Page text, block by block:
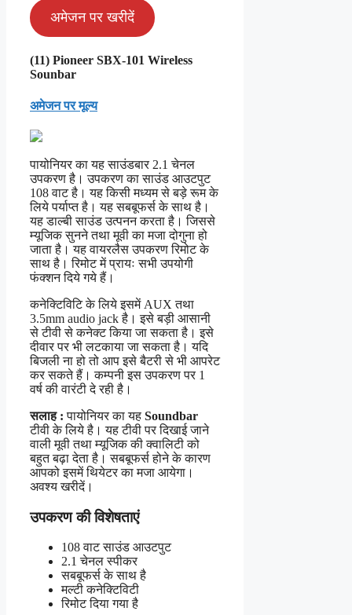
अमेजन पर खरीदें
(11) Pioneer SBX-101 Wireless
Sounbar
अमेजन पर मूल्य
पायोनियर का यह साउंडबार 2.1 चेनल
उपकरण है। उपकरण का साउंड आउटपुट
108 वाट है। यह किसी मध्यम से बड़े रूम के
लिये पर्याप्त है। यह सबबूफर्स के साथ है।
यह डाल्बी साउंड उत्पनन करता है। जिससे
म्यूजिक सुनने तथा मूवी का मजा दोगुना हो
जाता है। यह वायरलैस उपकरण रिमोट के
साथ है। रिमोट में प्रायः सभी उपयोगी
फंक्शन दिये गये हैं।
कनेक्टिविटि के लिये इसमें AUX तथा
3.5mm audio jack है। इसे बड़ी आसानी
से टीवी से कनेक्ट किया जा सकता है। इसे
दीवार पर भी लटकाया जा सकता है। यदि
बिजली ना हो तो आप इसे बैटरी से भी आपरेट
कर सकते हैं। कम्पनी इस उपकरण पर 1
वर्ष की वारंटी दे रही है।
सलाह :पायोनियर का यह Soundbar
टीवी के लिये है। यह टीवी पर दिखाई जाने
वाली मूवी तथा म्यूजिक की क्वालिटी को
बहुत बढ़ा देता है। सबबूफर्स होने के कारण
आपको इसमें थियेटर का मजा आयेगा।
अवश्य खरीदें।
उपकरण की विशेषताएं
108 वाट साउंड आउटपुट
2.1 चेनल स्पीकर
सबबूफर्स के साथ है
मल्टी कनेक्टिविटी
रिमोट दिया गया है